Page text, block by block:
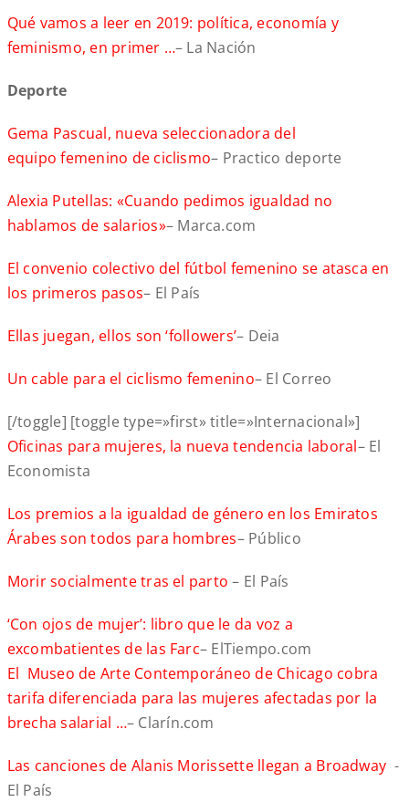
Qué vamos a leer en 2019: política, economía y
feminismo, en primer …– La Nación
Deporte
Gema Pascual, nueva seleccionadora del
equipo femenino de ciclismo– Practico deporte
Alexia Putellas: «Cuando pedimos igualdad no
hablamos de salarios»– Marca.com
El convenio colectivo del fútbol femenino se atasca en
los primeros pasos– El País
Ellas juegan, ellos son ‘followers’– Deia
Un cable para el ciclismo femenino– El Correo
[/toggle] [toggle type=»first» title=»Internacional»]
Oficinas para mujeres, la nueva tendencia laboral– El
Economista
Los premios a la igualdad de género en los Emiratos
Árabes son todos para hombres– Público
Morir socialmente tras el parto – El País
‘Con ojos de mujer’: libro que le da voz a
excombatientes de las Farc– ElTiempo.com
El Museo de Arte Contemporáneo de Chicago cobra
tarifa diferenciada para las mujeres afectadas por la
brecha salarial …– Clarín.com
Las canciones de Alanis Morissette llegan a Broadway -
El País